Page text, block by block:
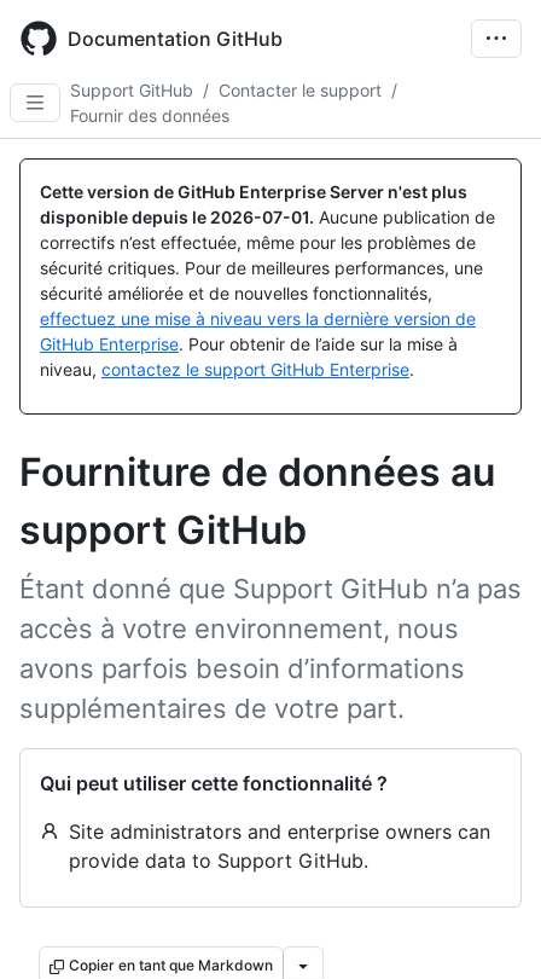
main
content
Documentation GitHub
Support GitHub / Contacter le support /
Fournir des données
Cette version de GitHub Enterprise Server n'est plus
disponible depuis le 2026-07-01. Aucune publication de
correctifs n’est effectuée, même pour les problèmes de
sécurité critiques. Pour de meilleures performances, une
sécurité améliorée et de nouvelles fonctionnalités,
effectuez une mise à niveau vers la dernière version de
GitHub Enterprise. Pour obtenir de l’aide sur la mise à
niveau, contactez le support GitHub Enterprise.
Fourniture de données au
support GitHub
Étant donné que Support GitHub n’a pas
accès à votre environnement, nous
avons parfois besoin d’informations
supplémentaires de votre part.
Qui peut utiliser cette fonctionnalité ?
Site administrators and enterprise owners can
provide data to Support GitHub.
Copier en tant que Markdown